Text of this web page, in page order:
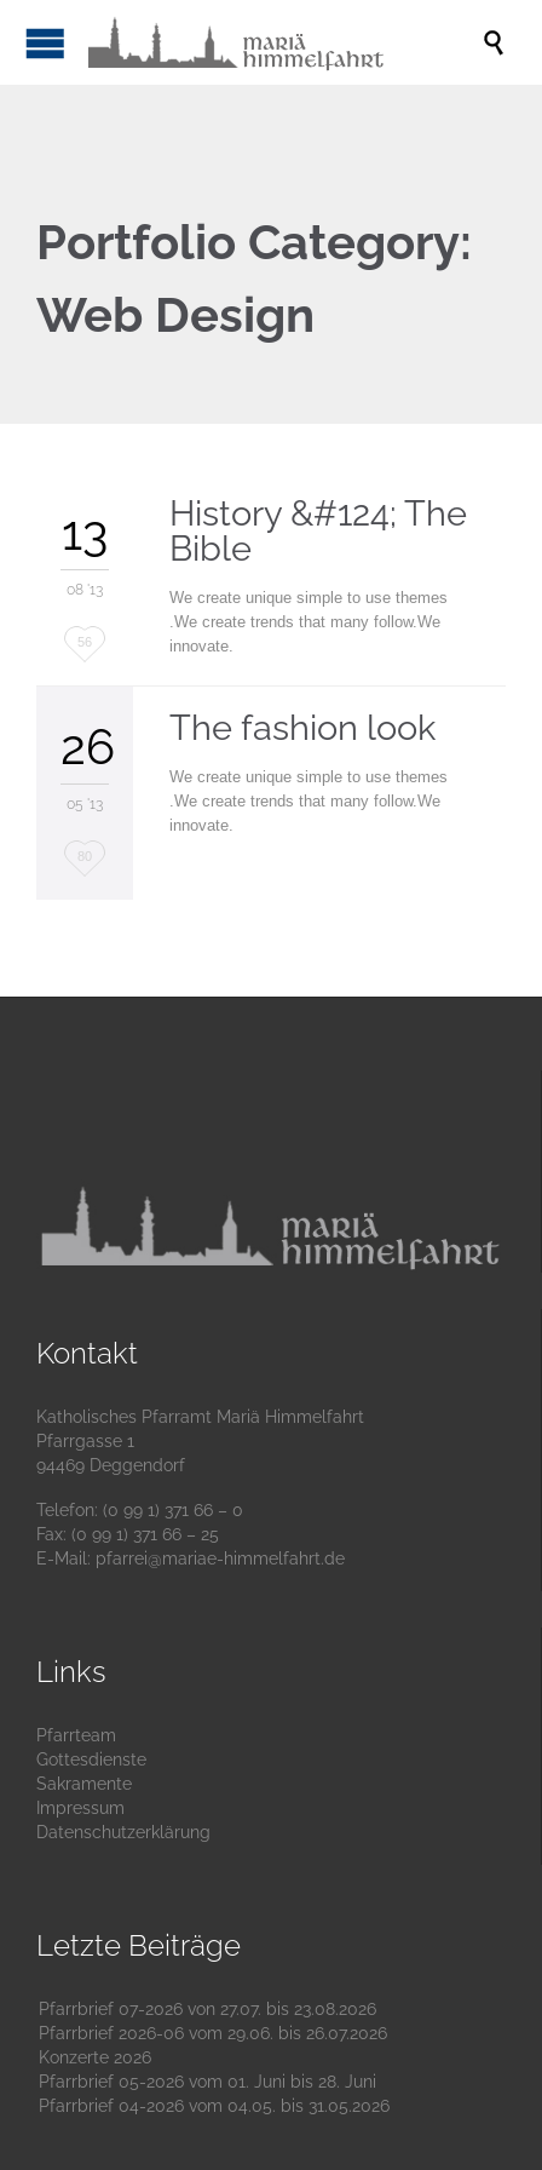

Portfolio Category:
Web Design
13
08 '13
Love
56
History &#124; The
Bible
We create unique simple to use themes
.We create trends that many follow.We
innovate.
26
05 '13
Love
80
The fashion look
We create unique simple to use themes
.We create trends that many follow.We
innovate.
Kontakt
Katholisches Pfarramt Mariä Himmelfahrt
Pfarrgasse 1
94469 Deggendorf
Telefon: (0 99 1) 371 66 – 0
Fax: (0 99 1) 371 66 – 25
E-Mail: pfarrei@mariae-himmelfahrt.de
Links
Pfarrteam
Gottesdienste
Sakramente
Impressum
Datenschutzerklärung
Letzte Beiträge
Pfarrbrief 07-2026 von 27.07. bis 23.08.2026
Pfarrbrief 2026-06 vom 29.06. bis 26.07.2026
Konzerte 2026
Pfarrbrief 05-2026 vom 01. Juni bis 28. Juni
Pfarrbrief 04-2026 vom 04.05. bis 31.05.2026